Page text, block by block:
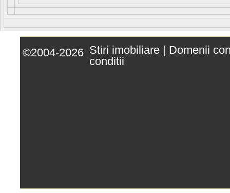
©2004-2026 Stiri imobiliare | Domenii
conditii